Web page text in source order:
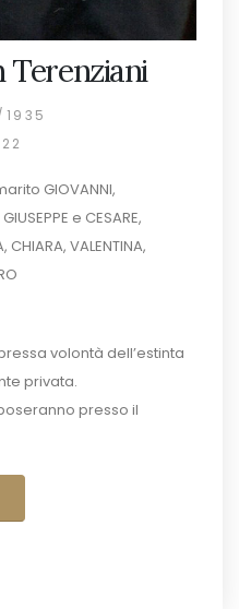
Terenziani
GIOVANNI,
e CESARE,
VALENTINA,
volontà dell’estinta
privata.
presso il